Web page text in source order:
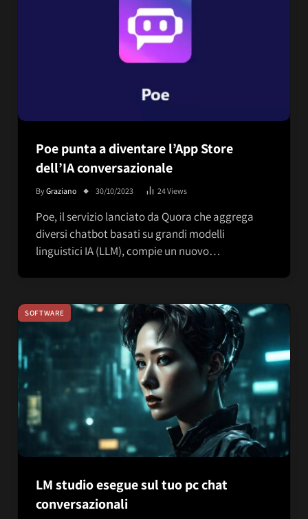
Poe punta a diventare l’App Store
dell’IA conversazionale
ByGraziano 30/10/2023 24Views
Poe, il servizio lanciato da Quora che aggrega
diversi chatbot basati su grandi modelli
linguistici IA (LLM), compie un nuovo…
SOFTWARE
LM studio esegue sul tuo pc chat
conversazionali